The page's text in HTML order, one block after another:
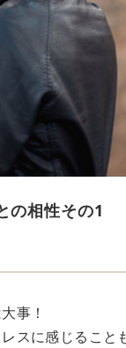
の相性その1
事！
レスに感じるこ